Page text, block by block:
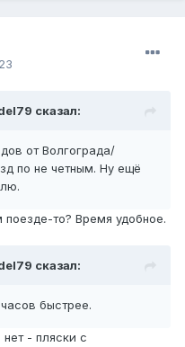
сказал:
от Волгограда/
по не четным. Ну ещё
то? Время удобное.
сказал:
быстрее.
- пляски с